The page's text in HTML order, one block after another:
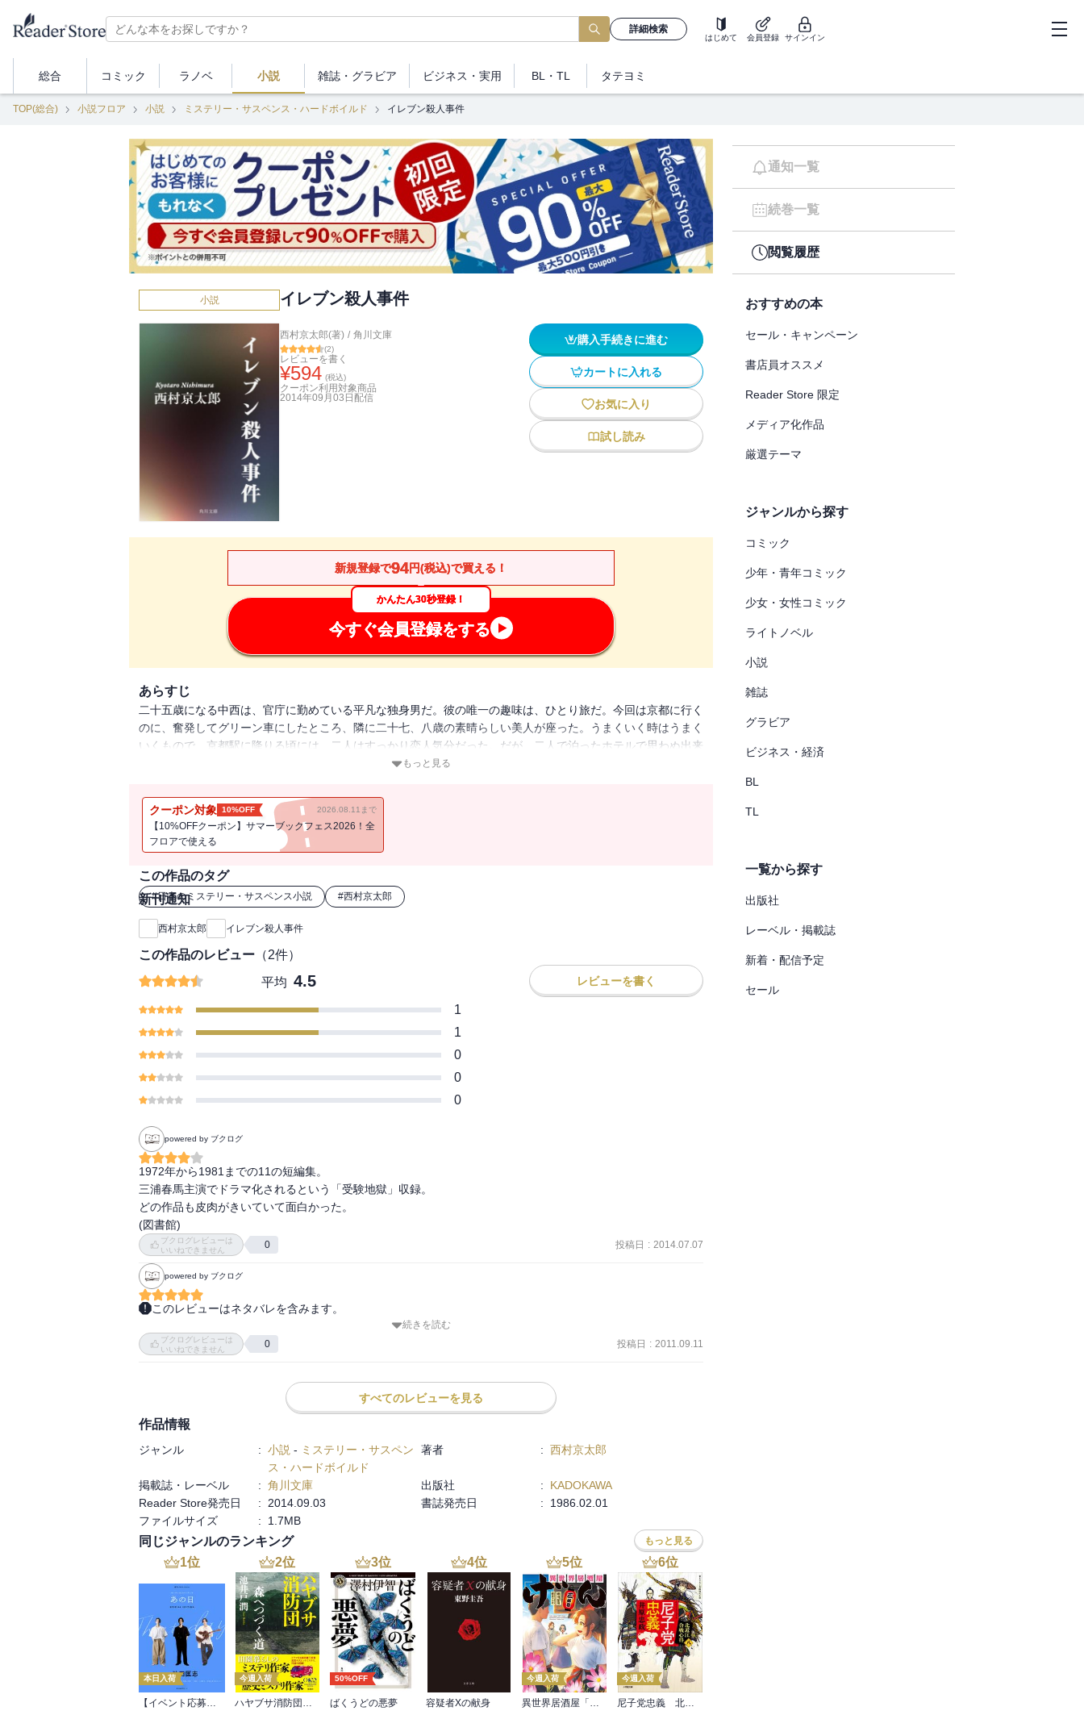
詳細検索
はじめて 会員登録 サインイン
総合 コミック ラノベ 小説 雑誌・ グラビア ビジネス ・実用 BL・TL タテヨミ
TOP(総合) 小説フロア 小説 ミステリー・サスペンス・ハードボイルド イレブン殺人事件
小説 イレブン殺人事件
西村京太郎(著) / 角川文庫
(2)
レビューを書く
¥594 (税込)
クーポン利用対象商品
2014年09月03日 配信
購入手続きに進む
カートに入れる
お気に入り
試し読み
新規登録で94円(税込)で買える！
かんたん30秒登録！
今すぐ会員登録をする
あらすじ
二十五歳になる中西は、官庁に勤めている平凡な独身男だ。彼の唯一の趣味は、ひとり旅だ。今回は京都に行く
のに、奮発してグリーン車にしたところ、隣に二十七、八歳の素晴らしい美人が座った。うまくいく時はうまく
いくもので、京都駅に降りる頃には、二人はすっかり恋人気分だった。だが、二人で泊ったホテルで思わぬ出来
事が・・・・・・。「危険な道づれ」他、嫉妬深い女のたくらみ、平凡な男の変身願望、突然声の出なくなった
もっと見る
クーポン対象 10%OFF 2026.08.11まで
【10%OFFクーポン】サマーブックフェス2026！全
フロアで使える
この作品のタグ
#日本のミステリー・サスペンス小説 #西村京太郎
新刊通知
西村京太郎 イレブン殺人事件
この作品のレビュー （2件）
平均 4.5 レビューを書く
1
1
0
0
0
powered by ブクログ
1972年から1981までの11の短編集。
三浦春馬主演でドラマ化されるという「受験地獄」収録。
どの作品も皮肉がきいていて面白かった。
(図書館)
ブクログレビューは
いいねできません
0 投稿日 : 2014.07.07
powered by ブクログ
このレビューはネタバレを含みます。
イレブンといえば，フットボール（サッカー）のことを意味し，
そのため，イレブン殺人事件はフットボールの殺人事件だと思った。
読もうとしたら，11の事件があり，フットボールの殺人事件ではなかった。
短編なので，原因や結果，その後の展開は想像にまかせるしかないところもあるのはやむを得ないだろう。
西村ファンなら必読だろう。
続きを読む
ブクログレビューは
いいねできません
0 投稿日 : 2011.09.11
すべてのレビューを見る
作品情報
ジャンル : 小説 - ミステリー・サスペン
ス・ハードボイルド
著者 : 西村京太郎
掲載誌・レーベル : 角川文庫 出版社 :
KADOKAWA
Reader Store発売日
: 2014.09.03 書誌発売日 :
1986.02.01
ファイルサイズ
: 1.7MB
同じジャンルのランキング もっと見る
1位
本日入荷
【イベント応募シリアルコード付】池田匡志出演・オーディオフォトブック「あの日」SPECIAL EDITION（音声／動画付）
2位
今週入荷
ハヤブサ消防団 森へつづく道
3位
50%OFF
ばくうどの悪夢
4位
容疑者Xの献身
5位
今週入荷
異世界居酒屋「げん」三杯目
6位
今週入荷
尼子党忠義 北近江合戦心得〈八〉
通知一覧
続巻一覧
閲覧履歴
おすすめの本
セール・キャンペーン
書店員オススメ
Reader Store 限定
メディア化作品
厳選テーマ
ジャンルから探す
コミック
少年・青年コミック
少女・女性コミック
ライトノベル
小説
雑誌
グラビア
ビジネス・経済
BL
TL
一覧から探す
出版社
レーベル・掲載誌
新着・配信予定
セール